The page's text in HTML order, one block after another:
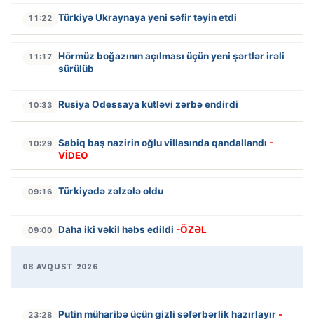
11:22 Türkiyə Ukraynaya yeni səfir təyin etdi
11:17
Hörmüz boğazının açılması üçün yeni şərtlər irəli
sürülüb
10:33 Rusiya Odessaya kütləvi zərbə endirdi
10:29 Sabiq baş nazirin oğlu villasında qandallandı -
VİDEO
09:16 Türkiyədə zəlzələ oldu
09:00 Daha iki vəkil həbs edildi -ÖZƏL
08 AVQUST 2026
23:28 Putin müharibə üçün gizli səfərbərlik hazırlayır -